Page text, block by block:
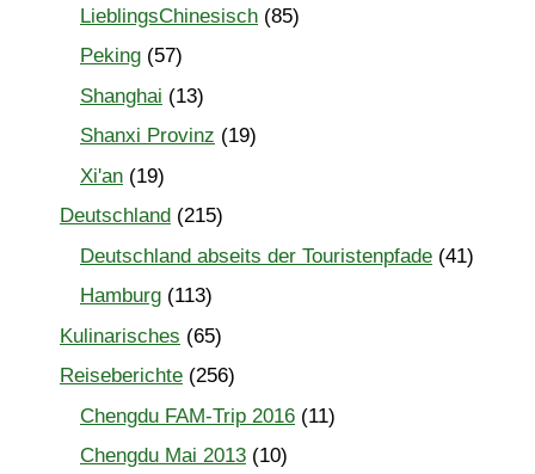
LieblingsChinesisch (85)
Peking (57)
Shanghai (13)
Shanxi Provinz (19)
Xi'an (19)
Deutschland (215)
Deutschland abseits der Touristenpfade (41)
Hamburg (113)
Kulinarisches (65)
Reiseberichte (256)
Chengdu FAM-Trip 2016 (11)
Chengdu Mai 2013 (10)